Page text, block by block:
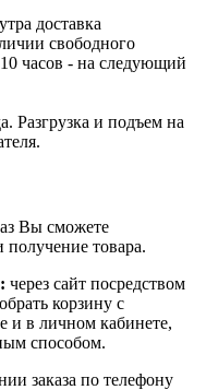
доставка
свободного
часов - на следующий
Разгрузка и подъем на
Вы сможете
получение товара.
через сайт посредством
корзину с
и в личном кабинете,
способом.
заказа по телефону